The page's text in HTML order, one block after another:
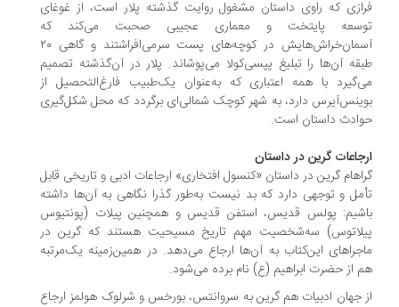
که راوی داستان مشغول روایت گذشته پلار است، از غوغای
پایتخت و معماری عجیبی صحبت می‌کند که
آسمان‌خراش‌هایش در کوچه‌های پست سرمی‌افراشتند و گاهی ۲۰
آن‌ها را تبلیغ پپسی‌کولا می‌پوشاند. پلار در آن‌گذشته تصمیم
با همه اعتباری که به‌عنوان یک‌طبیب فارغ‌التحصیل از
دارد، به شهر کوچک شمالی‌ای برگردد که محل شکل‌گیری
داستان است.
گرین در داستان
گرین در داستان «کنسول افتخاری» ارجاعات ادبی و تاریخی قابل
و توجهی دارد که بد نیست به‌طور گذرا نگاهی به آن‌ها داشته
پولس قدیس، استفن قدیس و همچنین پیلات (پونتیوس
سه‌شخصیت مهم تاریخ مسیحیت هستند که گرین در
این‌کتاب به آن‌ها ارجاع می‌دهد. در همین‌زمینه یک‌مرتبه
از حضرت ابراهیم (ع) نام برده می‌شود.
جهان ادبیات هم گرین به سروانتس، بورخس و شرلوک هولمز ارجاع